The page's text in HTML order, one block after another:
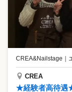
CREA&Nailstage
CREA
★経験者高待遇